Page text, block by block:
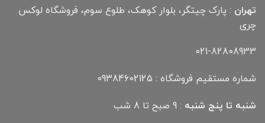
تهران : پارک چیتگر، بلوار کوهک، طلوع سوم، فروشگاه لوکس
چری
021-82808933
شماره مستقیم فروشگاه : 09384602125
شنبه تا پنج شنبه : 9 صبح تا 8 شب